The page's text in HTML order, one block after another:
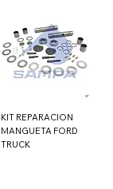
KIT REPARACION
MANGUETA FORD
TRUCK